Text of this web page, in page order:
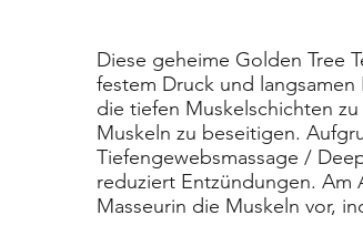
Diese geheime Golden Tree
festem Druck und
die tiefen Muskelschichten
Muskeln zu beseitigen.
Tiefengewebsmassage /
reduziert Entzündungen. Am
Masseurin die Muskeln vor,